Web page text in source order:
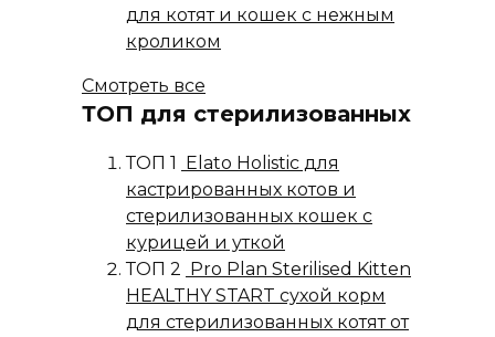
для котят и кошек с нежным
кроликом
Смотреть все
ТОП для стерилизованных
ТОП 1 Elato Holistic для
кастрированных котов и
стерилизованных кошек с
курицей и уткой
ТОП 2 Pro Plan Sterilised Kitten
HEALTHY START сухой корм
для стерилизованных котят от